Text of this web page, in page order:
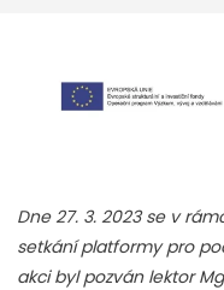
Dne 27. 3. 2023 se v
setkání platformy pro
akci byl pozván lektor